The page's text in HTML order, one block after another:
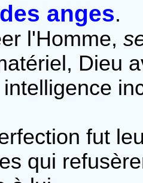
anges.
l'Homme,
Dieu
fut
qui